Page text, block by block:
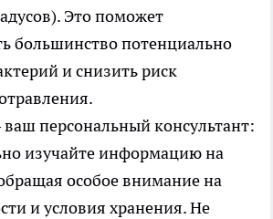
Это поможет
большинство потенциально
и снизить риск
ваш персональный консультант:
изучайте информацию на
особое внимание на
и условия хранения. Не